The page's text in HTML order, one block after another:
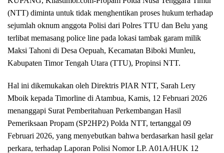
(NTT) diminta untuk tidak menghentikan proses hukum terhadap
sejumlah oknum anggota Polisi dari Polres TTU dan Belu yang
terlibat memasang police line pada lokasi tambak garam milik
Maksi Tahoni di Desa Oepuah, Kecamatan Biboki Munleu,
Kabupaten Timor Tengah Utara (TTU), Propinsi NTT.
Hal ini dikemukakan oleh Direktris PIAR NTT, Sarah Lery
Mboik kepada Timorline di Atambua, Kamis, 12 Februari 2026
menanggapi Surat Pemberitahuan Perkembangan Hasil
Pemeriksaan Propam (SP2HP2) Polda NTT, tertanggal 09
Februari 2026, yang menyebutkan bahwa berdasarkan hasil gelar
perkara, terhadap Laporan Polisi Nomor LP. A01A/HUK 12